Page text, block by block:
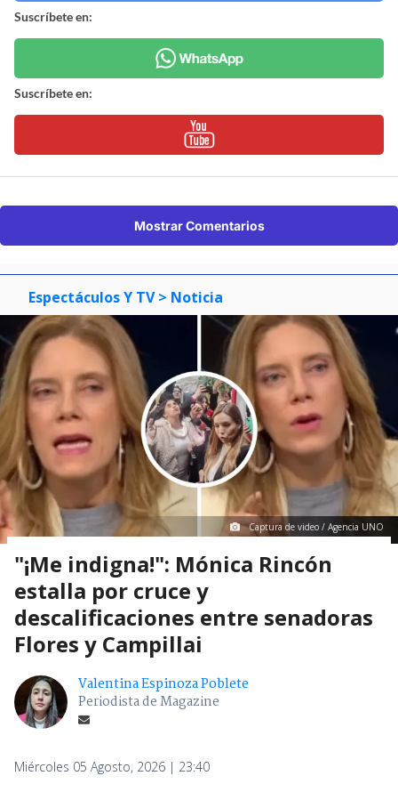
Suscríbete en:
Suscríbete en:
Mostrar Comentarios
Espectáculos Y TV > Noticia
Captura de video / Agencia UNO
"¡Me indigna!": Mónica Rincón
estalla por cruce y
descalificaciones entre senadoras
Flores y Campillai
Valentina Espinoza Poblete
Periodista de Magazine
Miércoles 05 Agosto, 2026 | 23:40